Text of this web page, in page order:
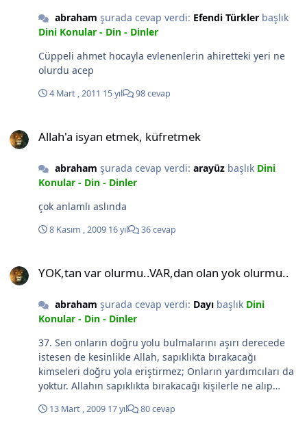
abraham şurada cevap verdi: Efendi Türklerbaşlık
Dini Konular - Din - Dinler
Cüppeli ahmet hocayla evlenenlerin ahiretteki yeri ne
olurdu acep
4 Mart , 2011 15 yıl 98 cevap
Allah'a isyan etmek, küfretmek
abraham şurada cevap verdi: arayüzbaşlık Dini
Konular - Din - Dinler
çok anlamlı aslında
8 Kasım , 2009 16 yıl 36 cevap
YOK,tan var olurmu..VAR,dan olan yok olurmu..
abraham şurada cevap verdi: Dayıbaşlık Dini
Konular - Din - Dinler
37. Sen onların doğru yolu bulmalarını aşırı derecede
istesen de kesinlikle Allah, sapıklıkta bırakacağı
kimseleri doğru yola eriştirmez; Onların yardımcıları da
yoktur. Allahın sapıklıkta bırakacağı kişilerle ne alıp
açmayanda allah ve cehennemde sonsuza kadar
13 Mart , 2009 17 yıl 80 cevap